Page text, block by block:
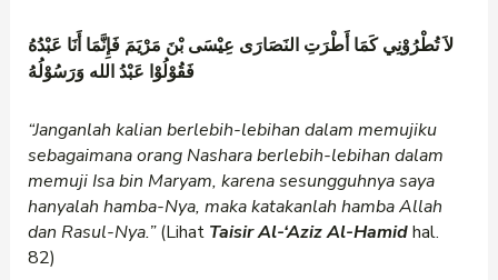
لاَ تُطْرُوْنِي كَمَا أَطْرَتِ النَصَارَى عِيْسَى بْنَ مَرْيَمَ فَإِنَّمَا أَنَا عَبْدُهُ
فَقُوْلُوْا عَبْدُ الله وَرَسُوْلُهُ
“Janganlah kalian berlebih-lebihan dalam memujiku
sebagaimana orang Nashara berlebih-lebihan dalam
memuji Isa bin Maryam, karena sesungguhnya saya
hanyalah hamba-Nya, maka katakanlah hamba Allah
dan Rasul-Nya.”(Lihat Taisir Al-‘Aziz Al-Hamidhal.
82)